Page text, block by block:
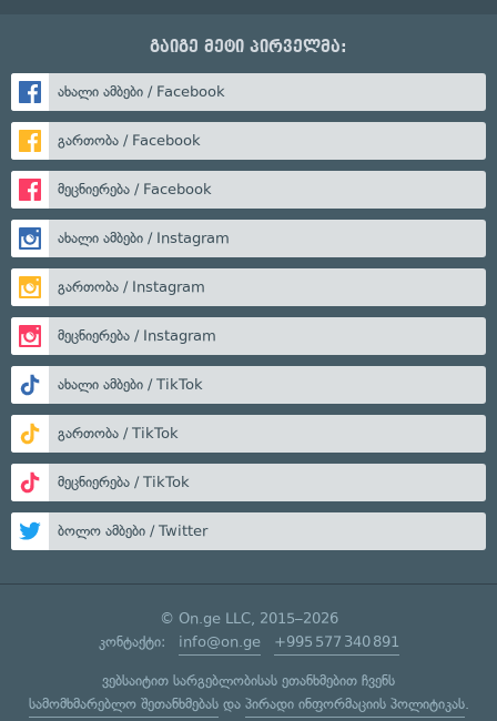
გაიგე მეტი პირველმა:
ახალი ამბები / Facebook
გართობა / Facebook
მეცნიერება / Facebook
ახალი ამბები / Instagram
გართობა / Instagram
მეცნიერება / Instagram
ახალი ამბები / TikTok
გართობა / TikTok
მეცნიერება / TikTok
ბოლო ამბები / Twitter
© On.ge LLC, 2015–2026
კონტაქტი: info@on.ge +995 577 340 891
ვებსაიტით სარგებლობისას ეთანხმებით ჩვენს
სამომხმარებლო შეთანხმებასდა პირადი ინფორმაციის პოლიტიკას.